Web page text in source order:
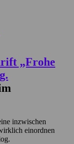
inzwischen
einordnen